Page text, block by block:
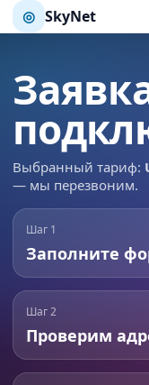
◎ SkyNet
Выбранный тариф:
— мы перезвоним.
Шаг 1
Заполните
Шаг 2
Проверим